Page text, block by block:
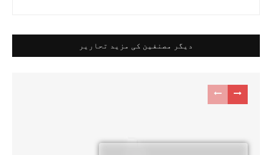
دیگر مصنفین کی مزید تحاریر